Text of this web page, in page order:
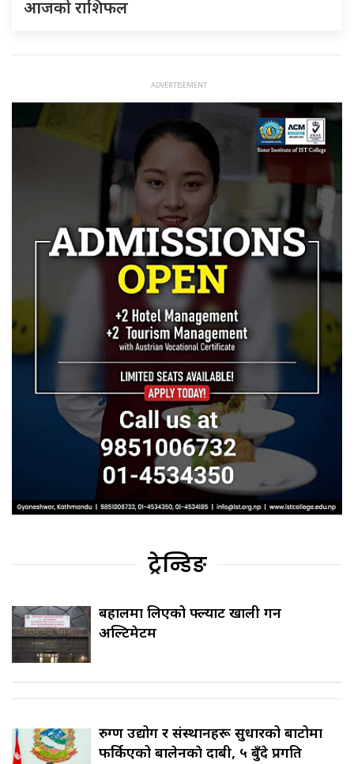
आजको राशिफल
ट्रेन्डिङ
बहालमा लिएको फ्ल्याट खाली गर्न
अल्टिमेटम
रुग्ण उद्योग र संस्थानहरू सुधारको बाटोमा
फर्किएको बालेनकाे दाबी, ५ बुँदे प्रगति